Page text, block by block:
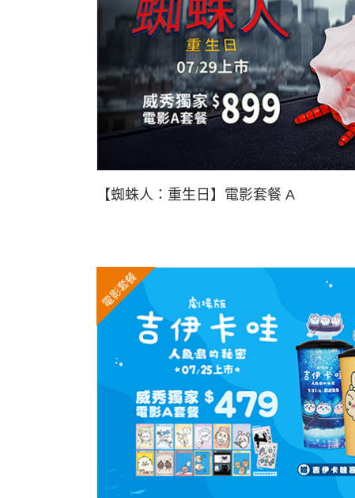
【蜘蛛人：重生日】電影套餐 A
電影套餐